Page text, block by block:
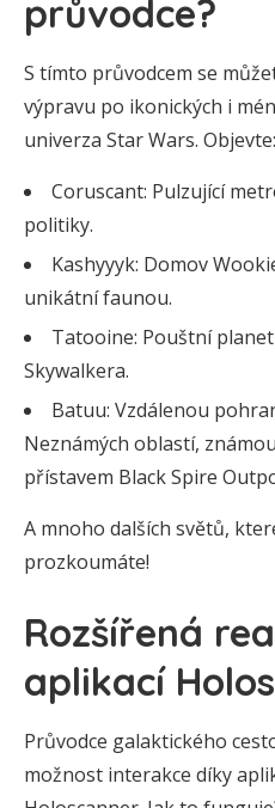
průvodce?
S tímto průvodcem se
výpravu po ikonických i
univerza Star Wars. Objevte:
Coruscant: Pulzující
politiky.
Kashyyyk: Domov
unikátní faunou.
Tatooine: Pouštní
Skywalkera.
Batuu: Vzdálenou
Neznámých oblastí,
přístavem Black Spire
A mnoho dalších světů,
prozkoumáte!
Rozšířená
aplikací
Průvodce galaktického
možnost interakce díky